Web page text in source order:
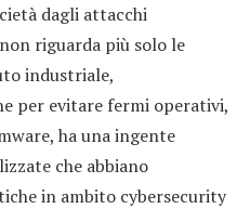
dagli attacchi
riguarda più solo le
industriale,
per evitare fermi operativi,
ha una ingente
che abbiano
in ambito cybersecurity